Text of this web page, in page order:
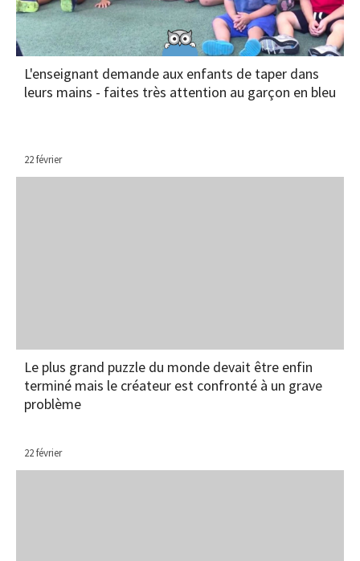
L'enseignant demande aux enfants de taper dans
leurs mains - faites très attention au garçon en bleu
22 février
Le plus grand puzzle du monde devait être enfin
terminé mais le créateur est confronté à un grave
problème
22 février